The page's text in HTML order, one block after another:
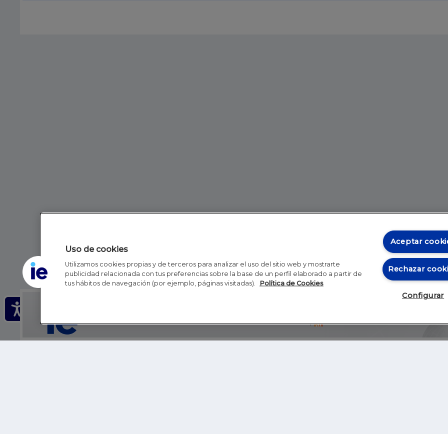
Inicio RSS
Uso de cookies
Utilizamos cookies propias y de terceros para analizar el uso del sitio web y mostrarte
publicidad relacionada con tus preferencias sobre la base de un perfil elaborado a partir de
tus hábitos de navegación (por ejemplo, páginas visitadas).
Política de Cookies
Aceptar
Rechazar
Configurar